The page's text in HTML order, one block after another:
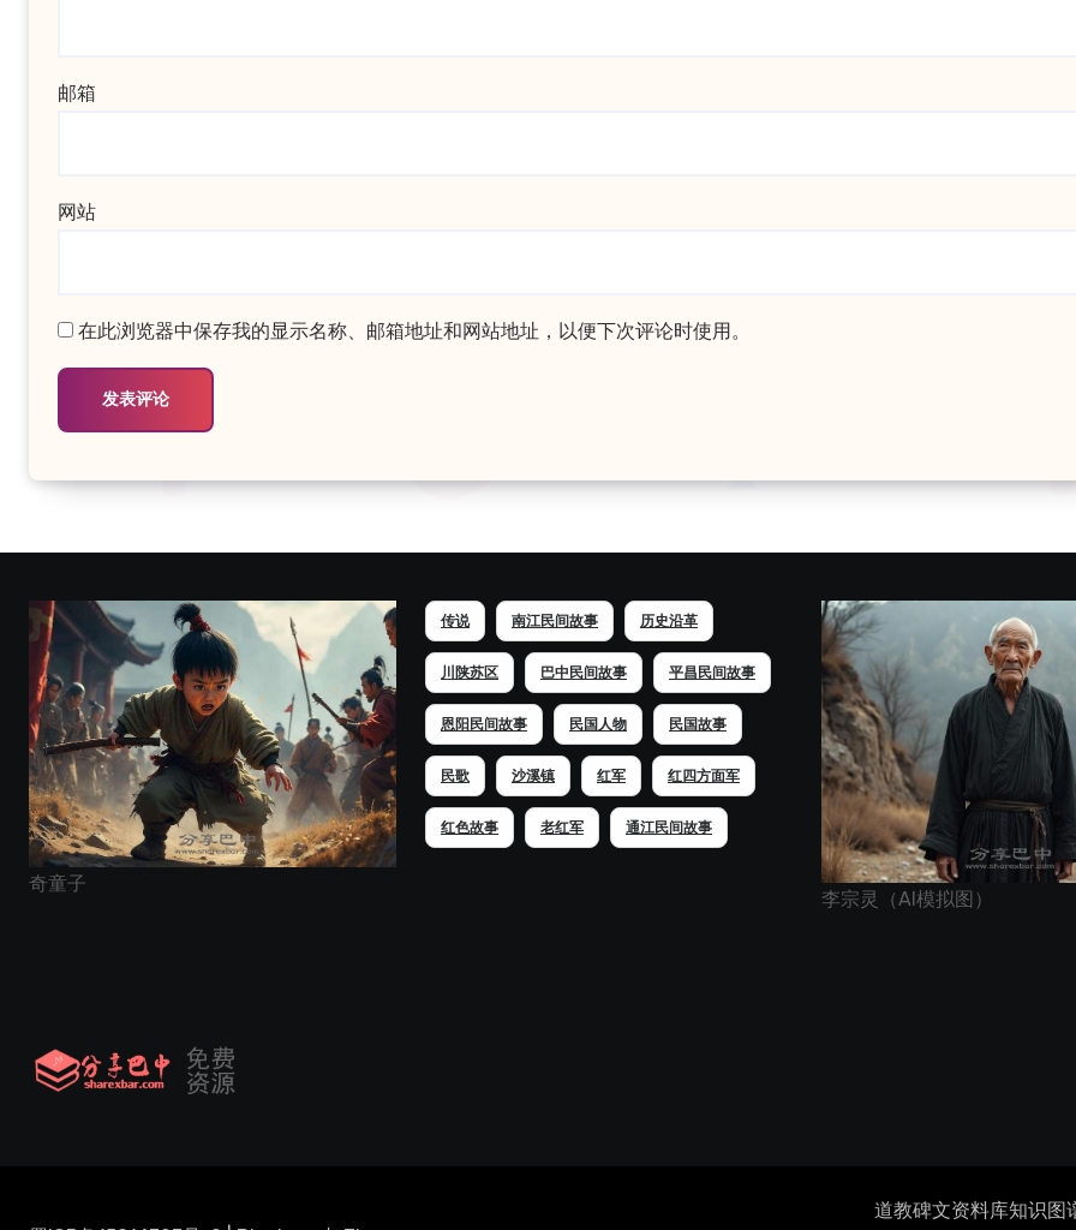
邮箱
网站
在此浏览器中保存我的显示名称、邮箱地址和网站地址，以便下次评论时使用。
奇童子
传说 南江民间故事 历史沿革
川陕苏区 巴中民间故事 平昌民间故事
恩阳民间故事 民国人物 民国故事
民歌 沙溪镇 红军 红四方面军
红色故事 老红军 通江民间故事
李宗灵（AI模拟图）
道教碑文资料库知识图